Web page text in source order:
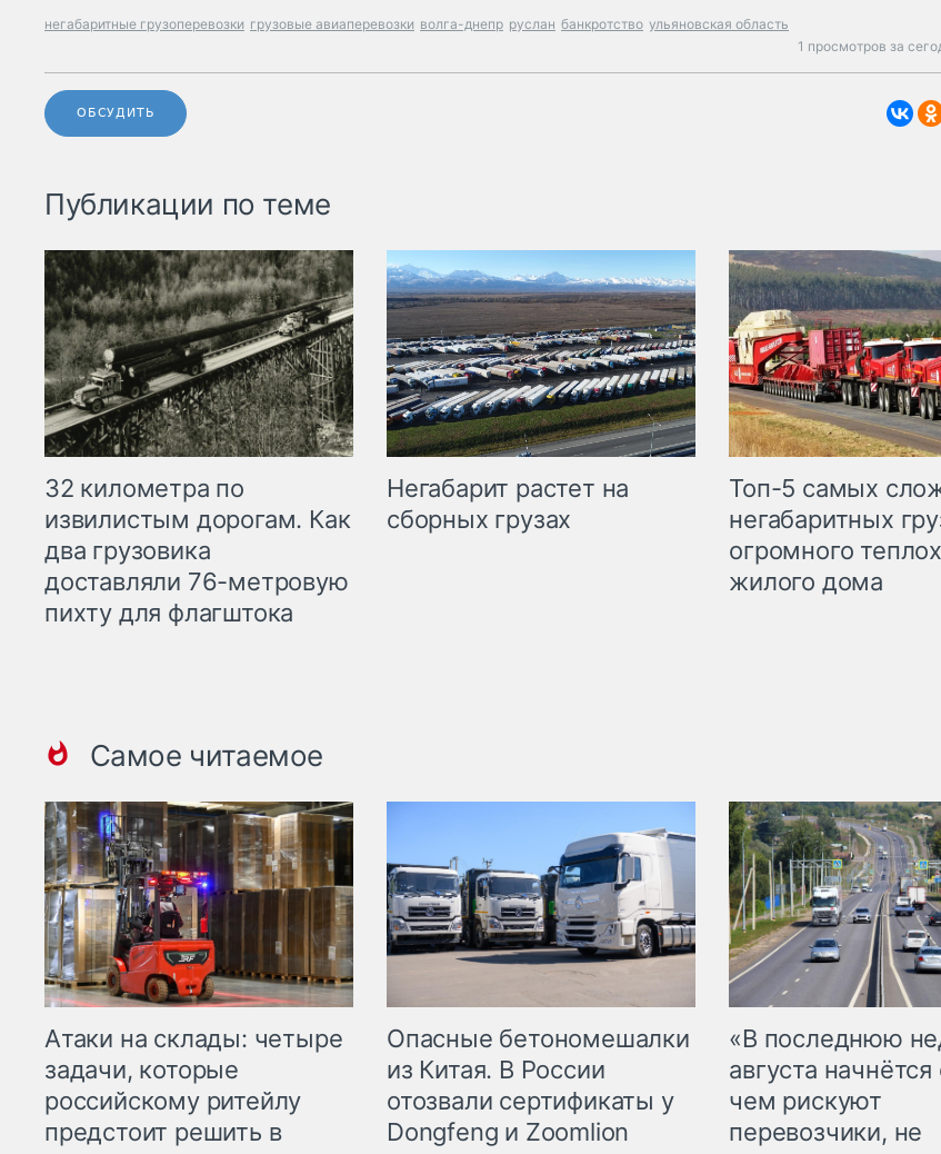
негабаритные грузоперевозки грузовые авиаперевозки волга-днепр руслан банкротство ульяновская область
1 просмотров за
ОБСУДИТЬ
Публикации по теме
32 километра по
извилистым дорогам. Как
два грузовика
доставляли 76-метровую
пихту для флагштока
Негабарит растет на
сборных грузах
Топ-5 самых
негабаритных
огромного
жилого дома
Самое читаемое
Атаки на склады: четыре
задачи, которые
российскому ритейлу
предстоит решить в
Опасные бетономешалки
из Китая. В России
отозвали сертификаты у
Dongfeng и Zoomlion
«В последнюю
августа начнётся
чем рискуют
перевозчики, не